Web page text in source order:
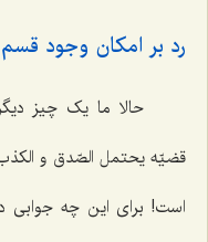
رد بر امکان وجود
حالا ما یک چیز
قضیّه یحتمل الصّدق و
است! برای این چه جوابی